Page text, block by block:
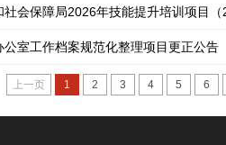
公室工作档案规范化整理项目更正公告
上一页 1 2 3 4 5 6